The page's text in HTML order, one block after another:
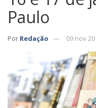
Paulo
Por Redação 09 nov